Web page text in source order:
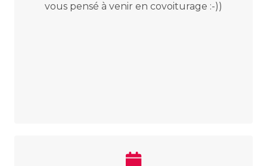
vous pensé à venir en covoiturage :-))